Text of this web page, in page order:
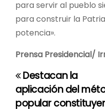
para servir al pueblo
para construir la
potencia».
Prensa Presidencial/
N
a
Destacan la
aplicación del
popular